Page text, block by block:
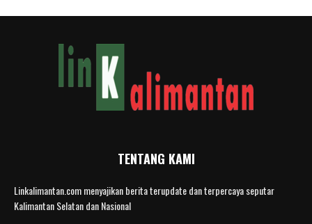
TENTANG KAMI
Linkalimantan.com menyajikan berita terupdate dan terpercaya seputar
Kalimantan Selatan dan Nasional